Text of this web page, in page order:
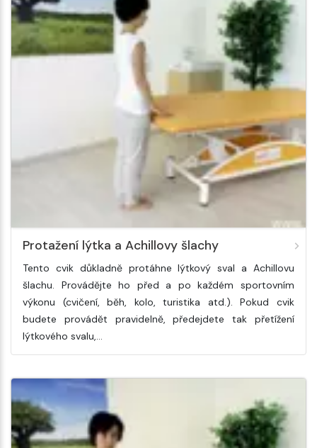
Protažení lýtka a Achillovy šlachy
Tento cvik důkladně protáhne lýtkový sval a Achillovu
šlachu. Provádějte ho před a po každém sportovním
výkonu (cvičení, běh, kolo, turistika atd.). Pokud cvik
budete provádět pravidelně, předejdete tak přetížení
lýtkového svalu,…